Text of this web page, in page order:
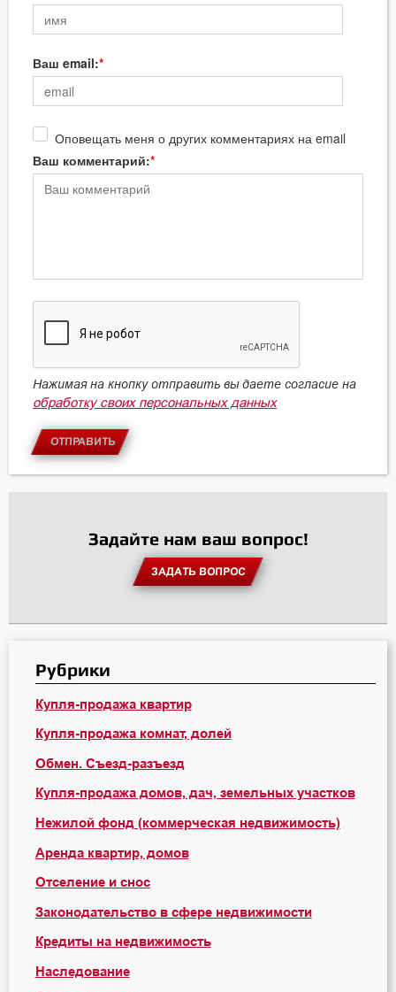
Ваш email:
Оповещать меня о других комментариях на email
Ваш комментарий:
Нажимая на кнопку отправить вы даете согласие на
обработку своих персональных данных
ОТПРАВИТЬ
Задайте нам ваш вопрос!
ЗАДАТЬ ВОПРОС
Рубрики
Купля-продажа квартир
Купля-продажа комнат, долей
Обмен. Съезд-разъезд
Купля-продажа домов, дач, земельных участков
Нежилой фонд (коммерческая недвижимость)
Аренда квартир, домов
Отселение и снос
Законодательство в сфере недвижимости
Кредиты на недвижимость
Наследование